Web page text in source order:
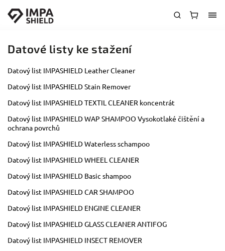
Datové listy ke stažení
Datový list IMPASHIELD Leather Cleaner
Datový list IMPASHIELD Stain Remover
Datový list IMPASHIELD TEXTIL CLEANER koncentrát
Datový list IMPASHIELD WAP SHAMPOO Vysokotlaké čištění a
ochrana povrchů
Datový list IMPASHIELD Waterless schampoo
Datový list IMPASHIELD WHEEL CLEANER
Datový list IMPASHIELD Basic shampoo
Datový list IMPASHIELD CAR SHAMPOO
Datový list IMPASHIELD ENGINE CLEANER
Datový list IMPASHIELD GLASS CLEANER ANTIFOG
Datový list IMPASHIELD INSECT REMOVER